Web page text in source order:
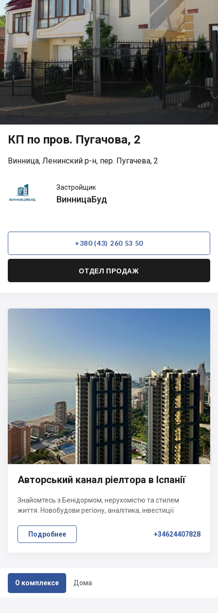
О комплексе Дома
КП по пров. Пугачова, 2
Винница, Ленинский р-н, пер. Пугачева, 2
ВинницаБуд Застройщик
ВинницаБуд
+380 (43) 260 53 50
ОТДЕЛ ПРОДАЖ
Авторський канал ріелтора в Іспанії
Знайомтесь з Бенідормом, нерухомістю та стилем
життя. Новобудови регіону, аналітика, інвестиції
Подробнее +34624407828